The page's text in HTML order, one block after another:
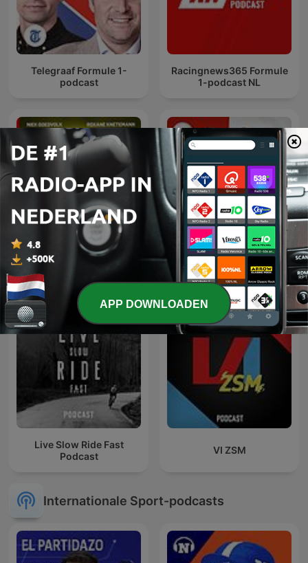
Telegraaf Formule 1-
podcast
Racingnews365 Formule
1-podcast NL
In Het Wiel Dick Voormekaar Podcast
Live Slow Ride Fast
Podcast
VI ZSM
Internationale Sport-podcasts
APP DOWNLOADEN